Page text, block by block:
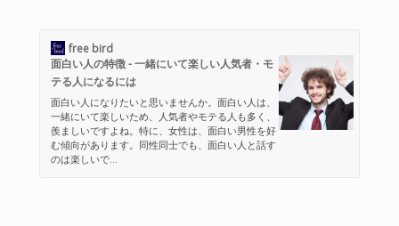
free bird
面白い人の特徴 - 一緒にいて楽しい人気者・モ
テる人になるには
面白い人になりたいと思いませんか。面白い人は、
一緒にいて楽しいため、人気者やモテる人も多く、
羨ましいですよね。特に、女性は、面白い男性を好
む傾向があります。同性同士でも、面白い人と話す
のは楽しいで...